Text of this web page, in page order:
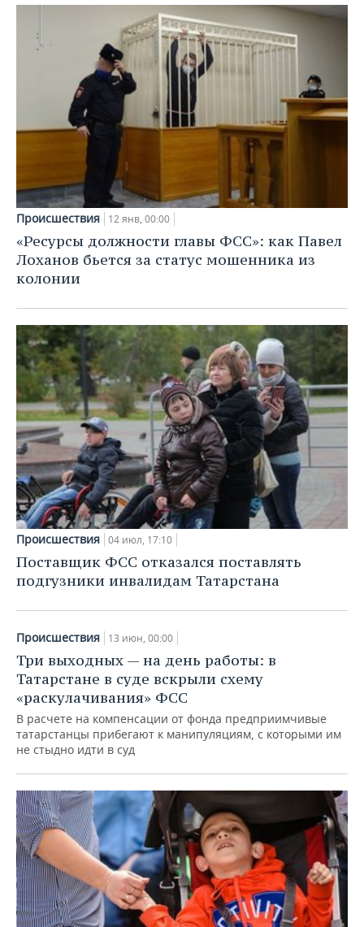
Происшествия 12 янв, 00:00
«Ресурсы должности главы ФСС»: как Павел
Лоханов бьется за статус мошенника из
колонии
Происшествия 04 июл, 17:10
Поставщик ФСС отказался поставлять
подгузники инвалидам Татарстана
Происшествия 13 июн, 00:00
Три выходных — на день работы: в
Татарстане в суде вскрыли схему
«раскулачивания» ФСС
В расчете на компенсации от фонда предприимчивые
татарстанцы прибегают к манипуляциям, с которыми им
не стыдно идти в суд